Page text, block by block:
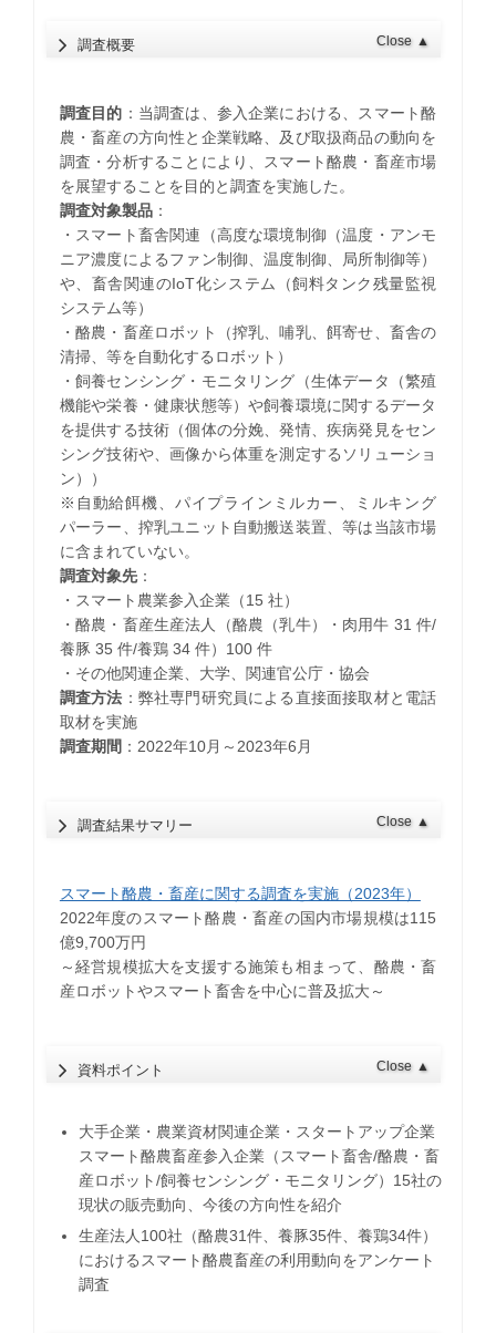
調査概要 Close ▲
調査目的 ：当調査は、参入企業における、スマート酪
農・畜産の方向性と企業戦略、及び取扱商品の動向を
調査・分析することにより、スマート酪農・畜産市場
を展望することを目的と調査を実施した。
調査対象製品：
・スマート畜舎関連（高度な環境制御（温度・アンモ
ニア濃度によるファン制御、温度制御、局所制御等）
や、畜舎関連のIoT化システム（飼料タンク残量監視
システム等）
・酪農・畜産ロボット（搾乳、哺乳、餌寄せ、畜舎の
清掃、等を自動化するロボット）
・飼養センシング・モニタリング（生体データ（繁殖
機能や栄養・健康状態等）や飼養環境に関するデータ
を提供する技術（個体の分娩、発情、疾病発見をセン
シング技術や、画像から体重を測定するソリューショ
ン））
※自動給餌機、パイプラインミルカー、ミルキング
パーラー、搾乳ユニット自動搬送装置、等は当該市場
に含まれていない。
調査対象先：
・スマート農業参入企業（15 社）
・酪農・畜産生産法人（酪農（乳牛）・肉用牛 31 件/
養豚 35 件/養鶏 34 件）100 件
・その他関連企業、大学、関連官公庁・協会
調査方法 ：弊社専門研究員による直接面接取材と電話
取材を実施
調査期間 ：2022年10月～2023年6月
調査結果サマリー Close ▲
スマート酪農・畜産に関する調査を実施（2023年）
2022年度のスマート酪農・畜産の国内市場規模は115
億9,700万円
～経営規模拡大を支援する施策も相まって、酪農・畜
産ロボットやスマート畜舎を中心に普及拡大～
資料ポイント Close ▲
大手企業・農業資材関連企業・スタートアップ企業
スマート酪農畜産参入企業（スマート畜舎/酪農・畜
産ロボット/飼養センシング・モニタリング）15社の
現状の販売動向、今後の方向性を紹介
生産法人100社（酪農31件、養豚35件、養鶏34件）
におけるスマート酪農畜産の利用動向をアンケート
調査